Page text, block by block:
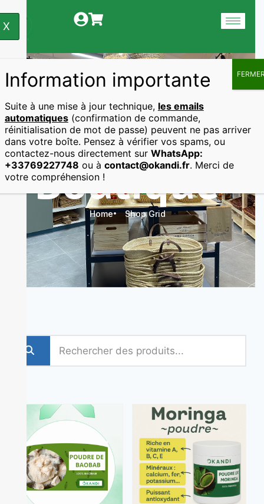
X
Boutique
Home Shop Grid
Information importante
Suite à une mise à jour technique, les emails
automatiques(confirmation de commande,
réinitialisation de mot de passe) peuvent ne pas arriver
dans votre boîte. Pensez à vérifier vos spams, ou
contactez-nous directement sur WhatsApp:
+33769227748 ou à contact@okandi.fr. Merci de
votre compréhension !